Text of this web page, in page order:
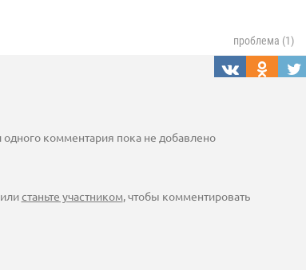
проблема (1)
одного комментария пока не добавлено
илистаньте участником, чтобы комментировать